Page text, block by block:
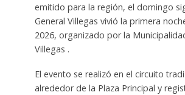
emitido para la región, el domingo
General Villegas vivió la primera
2026, organizado por la
Villegas .
El evento se realizó en el circuito
alrededor de la Plaza Principal y